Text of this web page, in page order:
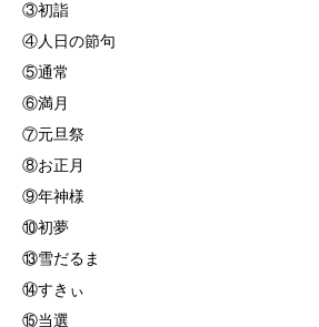
③初詣
④人日の節句
⑤通常
⑥満月
⑦元旦祭
⑧お正月
⑨年神様 ⁡
⁡⑩初夢⁡
⁡⑬雪だるま⁡
⁡⑭すきぃ
⑮当選